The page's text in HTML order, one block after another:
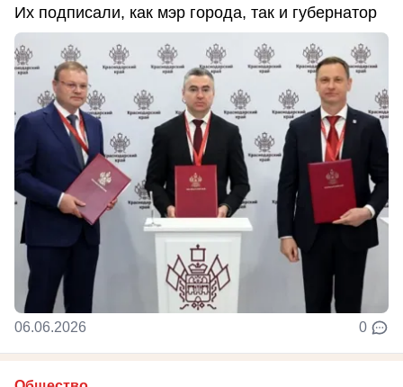
Их подписали, как мэр города, так и губернатор
06.06.2026 0